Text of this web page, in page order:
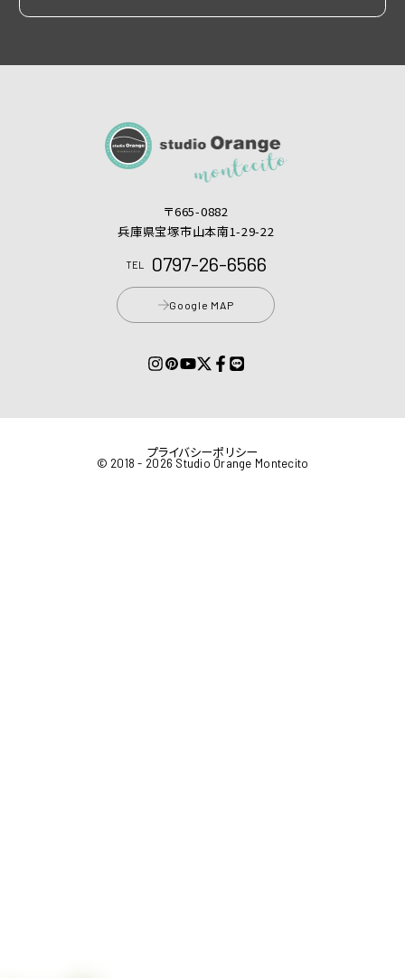
〒665-0882
兵庫県宝塚市山本南1-29-22
TEL 0797-26-6566
Google MAP
© 2018 - 2026 Studio Orange Montecito
プライバシーポリシー